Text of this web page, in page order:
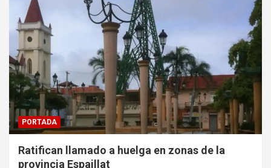
PORTADA
Ratifican llamado a huelga en zonas de la
provincia Espaillat